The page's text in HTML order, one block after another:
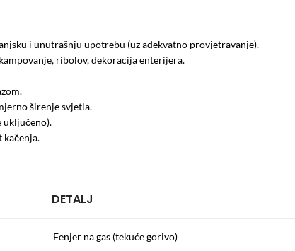
i unutrašnju upotrebu (uz adekvatno provjetravanje).
ribolov, dekoracija enterijera.
širenje svjetla.
uključeno).
kačenja.
DETALJ
Fenjer na gas (tekuće gorivo)